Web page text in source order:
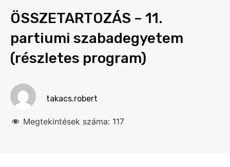
ÖSSZETARTOZÁS – 11.
partiumi szabadegyetem
(részletes program)
takacs.robert
Megtekintések száma: 117